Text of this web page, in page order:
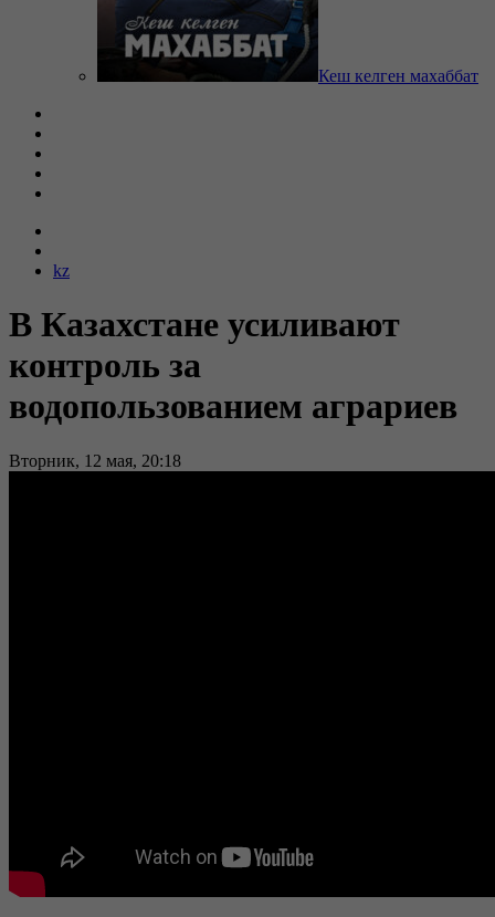
Кеш келген махаббат
kz
В Казахстане усиливают
контроль за
водопользованием аграриев
Вторник, 12 мая, 20:18